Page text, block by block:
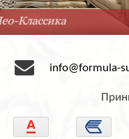
info@formula-